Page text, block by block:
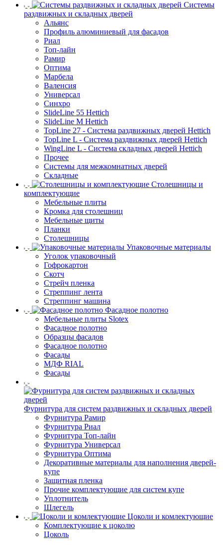
Системы
раздвижных и складных дверей
Альянс
Профиль алюминиевый для фасадов
Риал
Топ-лайн
Рамир
Оптима
Марбела
Валенсия
Универсал
Синхро
SlideLine 55 Hettich
SlideLine M Hettich
TopLine 27 - Система раздвижных дверей Hettich
TopLine L - Система раздвижных дверей Hettich
WingLine L - Система складных дверей Hettich
Прочее
Системы для межкомнатных дверей
Складные
Столешницы и
комплектующие
Мебельные плиты
Кромка для столешниц
Мебельные щиты
Планки
Столешницы
Упаковочные материалы
Уголок упаковочный
Гофрокартон
Скотч
Стрейч пленка
Стреппинг лента
Стреппинг машина
Фасадное полотно
Мебельные плиты Slotex
Фасадное полотно
Образцы фасадов
Фасадное полотно
Фасады
МДФ RIAL
Фасады
Фурнитура для систем раздвижных и складных дверей
Фурнитура Рамир
Фурнитура Риал
Фурнитура Топ-лайн
Фурнитура Универсал
Фурнитура Оптима
Декоративные материалы для наполнения дверей-
купе
Защитная пленка
Прочие комплектующие для систем купе
Уплотнитель
Шлегель
Цоколи и комлектующие
Комплектующие к цоколю
Цоколь